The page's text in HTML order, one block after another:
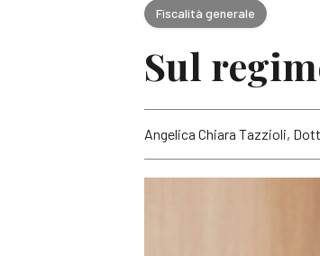
Fiscalità generale
Sul
Angelica Chiara Tazzioli,